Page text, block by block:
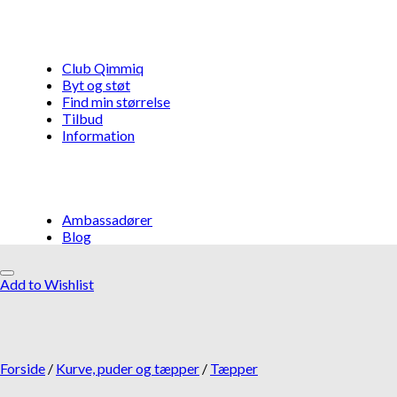
Club Qimmiq
Byt og støt
Find min størrelse
Tilbud
Information
Ambassadører
Blog
Add to Wishlist
Add to Wishlist
Forside / Kurve, puder og tæpper / Tæpper